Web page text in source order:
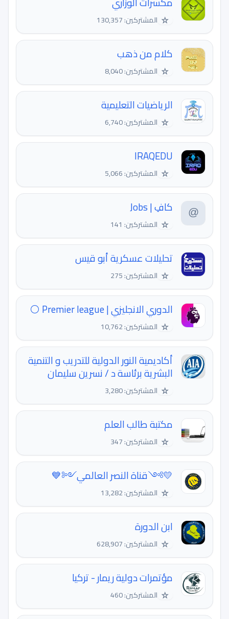
☆ المشتركين: 130,357
كلام من ذهب
☆ المشتركين: 8,040
الرياضيات التعليمية
☆ المشتركين: 6,740
IRAQEDU
☆ المشتركين: 5,066
كافِ | Jobs
☆ المشتركين: 141
تحليلات عسكرية أبو قيس
☆ المشتركين: 275
الدوري الانجليزي | Premier league ⚪
☆ المشتركين: 10,762
أكاديمية النور الدولية للتدريب و التنمية
البشرية برئاسة د / نسرين سليمان
☆ المشتركين: 3,280
مكتبة طالب العلم
☆ المشتركين: 347
💛༻قناة النصر العالمي༺💙
☆ المشتركين: 13,282
ابن الدورة
☆ المشتركين: 628,907
مؤتمرات دولية ريمار - تركيا
☆ المشتركين: 460